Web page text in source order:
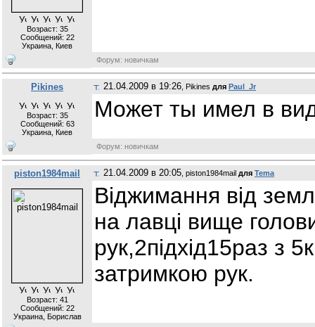
Возраст: 35
Сообщений: 22
Украина, Киев
Форум: новичкам
Pikines 21.04.2009 в 19:26 , Pikines для Paul_Jr
Возраст: 35
Сообщений: 63
Украина, Киев
Может ты имел в
Форум: новичкам
piston1984mail 21.04.2009 в 20:05 , piston1984mail для Tema
Возраст: 41
Сообщений: 22
Украина, Борислав
Віджимання від
на лавці вище
рук,2підхід15раз з
затримкою рук.